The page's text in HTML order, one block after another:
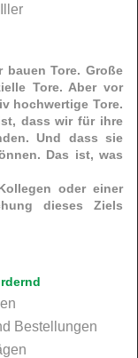
bauen Tore. Große
Tore. Aber vor
hochwertige Tore.
dass wir für ihre
Und dass sie
Das ist, was
oder einer
dieses Ziels
Bestellungen